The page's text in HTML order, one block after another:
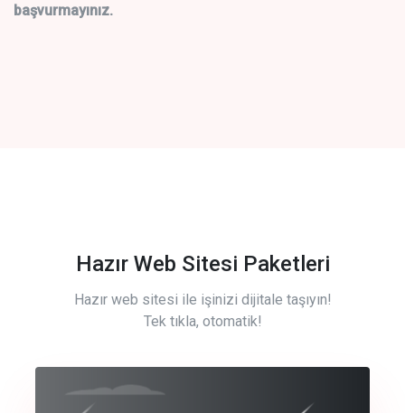
başvurmayınız.
Hazır Web Sitesi Paketleri
Hazır web sitesi ile işinizi dijitale taşıyın!
Tek tıkla, otomatik!